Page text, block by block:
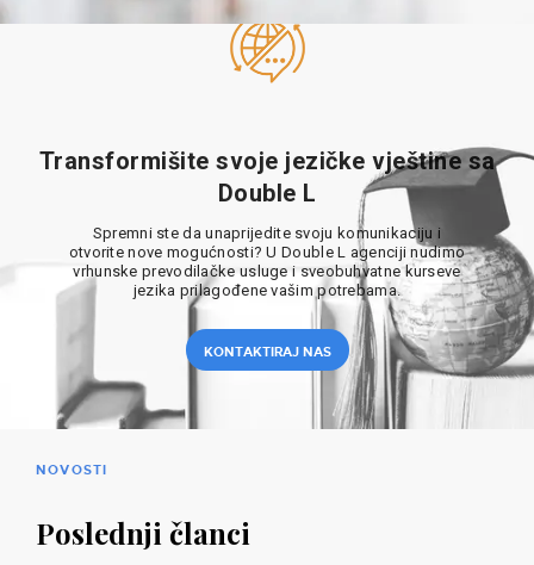
Transformišite svoje jezičke vještine sa
Double L
Spremni ste da unaprijedite svoju komunikaciju i
otvorite nove mogućnosti? U Double L agenciji nudimo
vrhunske prevodilačke usluge i sveobuhvatne kurseve
jezika prilagođene vašim potrebama.
KONTAKTIRAJ NAS
NOVOSTI
Poslednji članci